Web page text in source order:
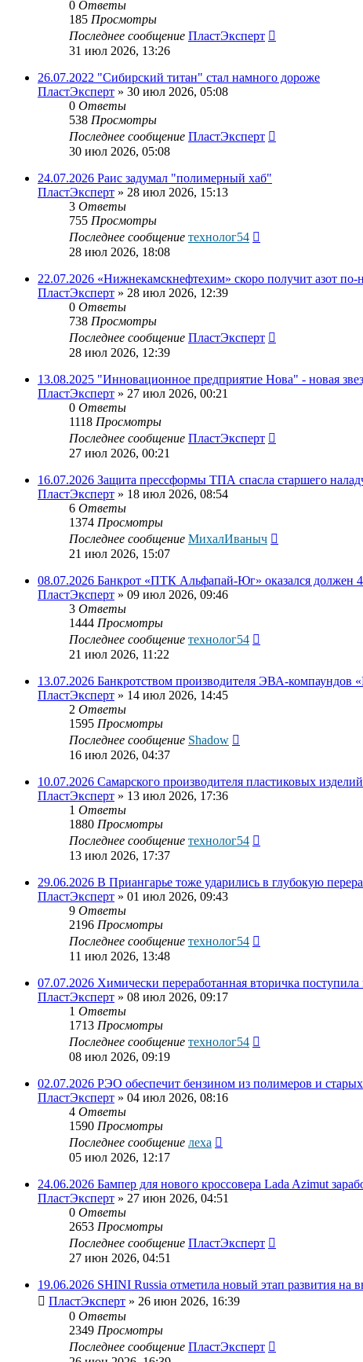
0 Ответы
185 Просмотры
Последнее сообщение ПластЭксперт
31 июл 2026, 13:26
26.07.2022 "Сибирский титан" стал намного дороже
ПластЭксперт » 30 июл 2026, 05:08
0 Ответы
538 Просмотры
Последнее сообщение ПластЭксперт
30 июл 2026, 05:08
24.07.2026 Раис задумал "полимерный хаб"
ПластЭксперт » 28 июл 2026, 15:13
3 Ответы
755 Просмотры
Последнее сообщение технолог54
28 июл 2026, 18:08
22.07.2026 «Нижнекамскнефтехим» скоро получит азот по-
ПластЭксперт » 28 июл 2026, 12:39
0 Ответы
738 Просмотры
Последнее сообщение ПластЭксперт
28 июл 2026, 12:39
13.08.2025 "Инновационное предприятие Нова" - новая
ПластЭксперт » 27 июл 2026, 00:21
0 Ответы
1118 Просмотры
Последнее сообщение ПластЭксперт
27 июл 2026, 00:21
16.07.2026 Защита прессформы ТПА спасла старшего
ПластЭксперт » 18 июл 2026, 08:54
6 Ответы
1374 Просмотры
Последнее сообщение МихалИваныч
21 июл 2026, 15:07
08.07.2026 Банкрот «ПТК Альфапай-Юг» оказался должен
ПластЭксперт » 09 июл 2026, 09:46
3 Ответы
1444 Просмотры
Последнее сообщение технолог54
21 июл 2026, 11:22
13.07.2026 Банкротством производителя ЭВА-компаундов
ПластЭксперт » 14 июл 2026, 14:45
2 Ответы
1595 Просмотры
Последнее сообщение Shadow
16 июл 2026, 04:37
10.07.2026 Самарского производителя пластиковых
ПластЭксперт » 13 июл 2026, 17:36
1 Ответы
1880 Просмотры
Последнее сообщение технолог54
13 июл 2026, 17:37
29.06.2026 В Приангарье тоже ударились в глубокую
ПластЭксперт » 01 июл 2026, 09:43
9 Ответы
2196 Просмотры
Последнее сообщение технолог54
11 июл 2026, 13:48
07.07.2026 Химически переработанная вторичка
ПластЭксперт » 08 июл 2026, 09:17
1 Ответы
1713 Просмотры
Последнее сообщение технолог54
08 июл 2026, 09:19
02.07.2026 РЭО обеспечит бензином из полимеров и
ПластЭксперт » 04 июл 2026, 08:16
4 Ответы
1590 Просмотры
Последнее сообщение леха
05 июл 2026, 12:17
24.06.2026 Бампер для нового кроссовера Lada Azimut
ПластЭксперт » 27 июн 2026, 04:51
0 Ответы
2653 Просмотры
Последнее сообщение ПластЭксперт
27 июн 2026, 04:51
19.06.2026 SHINI Russia отметила новый этап развития на
ПластЭксперт » 26 июн 2026, 16:39
0 Ответы
2349 Просмотры
Последнее сообщение ПластЭксперт